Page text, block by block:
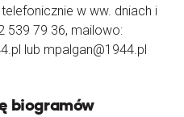
w ww. dniach i
539 79 36, mailowo:
lub mpalgan@1944.pl
biogramów